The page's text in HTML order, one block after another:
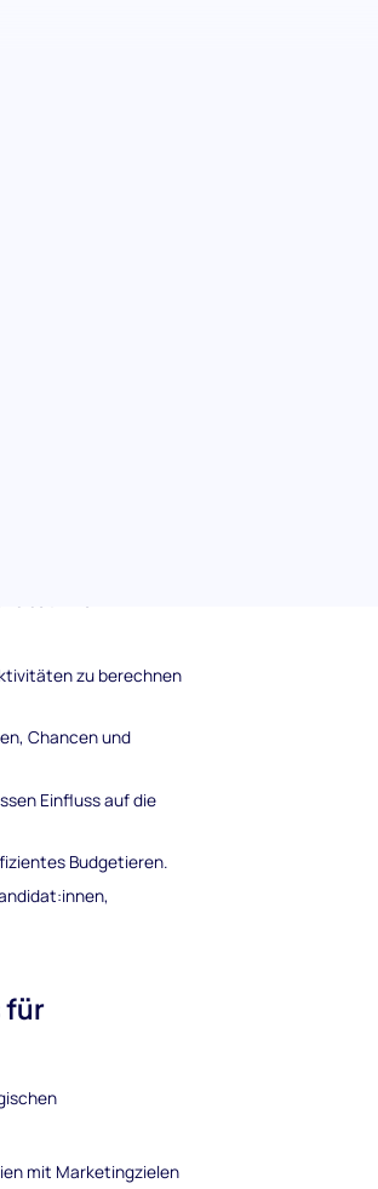
zu berechnen
Chancen und
Einfluss auf die
Budgetieren.
für
mit Marketingzielen